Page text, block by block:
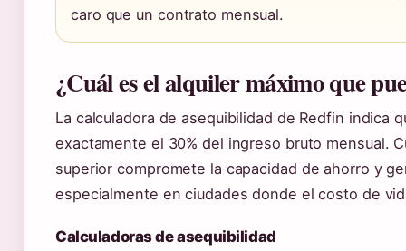
caro que un contrato mensual.
¿Cuál es el alquiler máximo que
La calculadora de asequibilidad de Redfin indica
exactamente el 30% del ingreso bruto mensual.
superior compromete la capacidad de ahorro y
especialmente en ciudades donde el costo de
Calculadoras de asequibilidad